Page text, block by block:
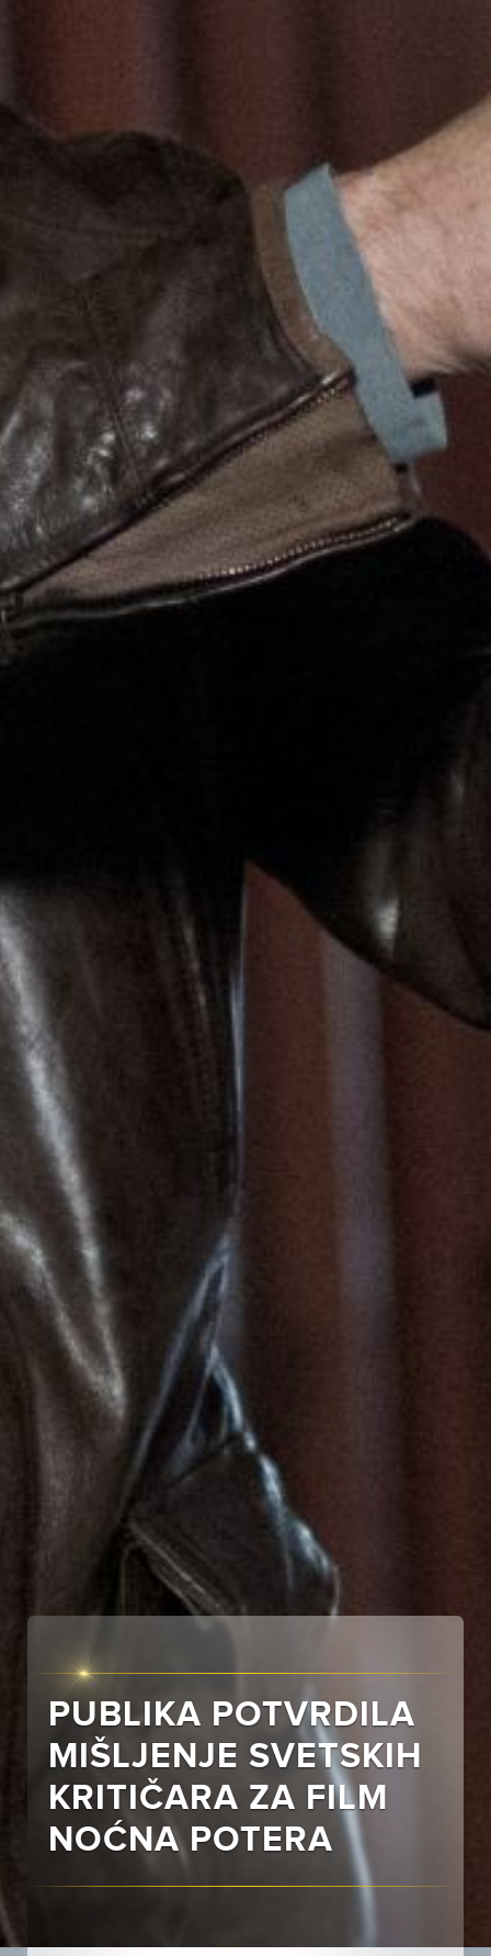
PUBLIKA POTVRDILA
MIŠLJENJE SVETSKIH
KRITIČARA ZA FILM
NOĆNA POTERA